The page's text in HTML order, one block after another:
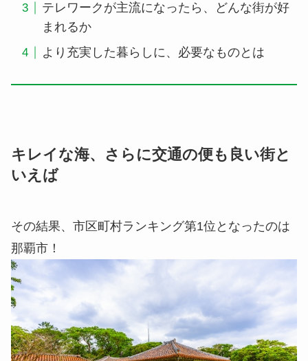
テレワークが主流になったら、どんな街が好
まれるか
より充実した暮らしに、必要なものとは
キレイな海、さらに交通の便も良い街と
いえば
その結果、市区町村ランキング第1位となったのは
那覇市！